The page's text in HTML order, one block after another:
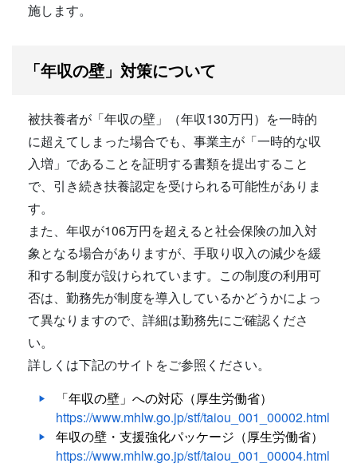
施します。
「年収の壁」対策について
被扶養者が「年収の壁」（年収130万円）を一時的
に超えてしまった場合でも、事業主が「一時的な収
入増」であることを証明する書類を提出すること
で、引き続き扶養認定を受けられる可能性がありま
す。
また、年収が106万円を超えると社会保険の加入対
象となる場合がありますが、手取り収入の減少を緩
和する制度が設けられています。この制度の利用可
否は、勤務先が制度を導入しているかどうかによっ
て異なりますので、詳細は勤務先にご確認くださ
い。
詳しくは下記のサイトをご参照ください。
「年収の壁」への対応（厚生労働省）
https://www.mhlw.go.jp/stf/taiou_001_00002.html
年収の壁・支援強化パッケージ（厚生労働省）
https://www.mhlw.go.jp/stf/taiou_001_00004.html